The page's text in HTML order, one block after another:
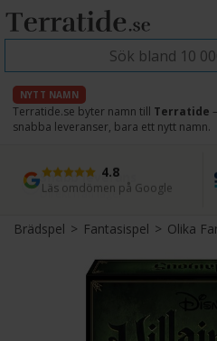
NYTT NAMN
Terratide.se byter namn till Terratide
snabba leveranser, bara ett nytt namn.
4.8
Läs omdömen på Google
Snabb leverans
Direkt från lager
Brädspel> Fantasispel>Olika